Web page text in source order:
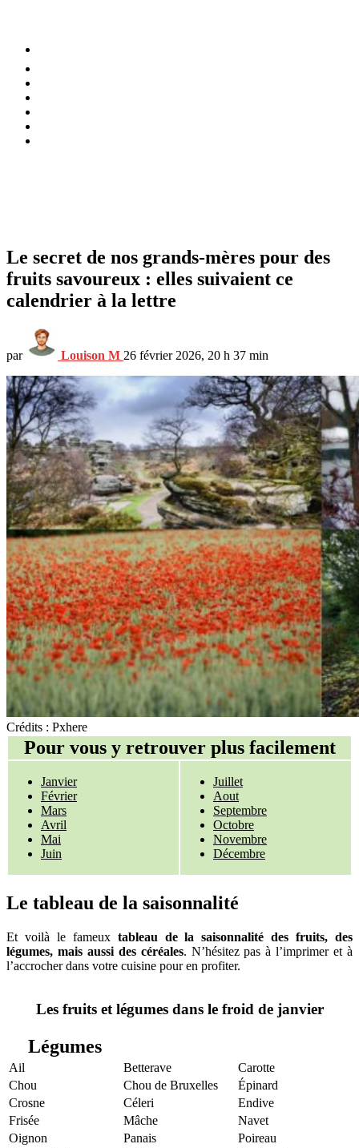
Le secret de nos grands-mères pour des
fruits savoureux : elles suivaient ce
calendrier à la lettre
par Louison M 26 février 2026, 20 h 37 min
Crédits : Pxhere
Pour vous y retrouver plus facilement
Janvier
Février
Mars
Avril
Mai
Juin
Juillet
Aout
Septembre
Octobre
Novembre
Décembre
Le tableau de la saisonnalité
Et voilà le fameux tableau de la saisonnalité des fruits, des
légumes, mais aussi des céréales. N’hésitez pas à l’imprimer et à
l’accrocher dans votre cuisine pour en profiter.
Les fruits et légumes dans le froid de janvier
Légumes
Ail Betterave
Carotte
Chou
Chou de Bruxelles
Épinard
Crosne
Céleri
Endive
Frisée
Mâche
Navet
Oignon
Panais
Poireau